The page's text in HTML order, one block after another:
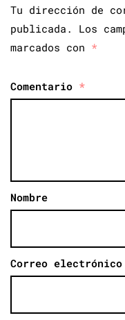
Tu dirección de
publicada.
Los
marcados con *
Comentario *
Nombre
Correo electrónico